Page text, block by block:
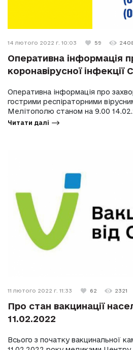
14 лютого 2022 г. 10:03 59
Оперативна інформація
коронавірусної інфекції
Оперативна інформація про
гострими респіраторними
Мелітополю станом на 9.00
Читати далі
11 лютого 2022 г. 11:33 62 2321
Про стан вакцинації
11.02.2022
Всього з початку вакцинальної